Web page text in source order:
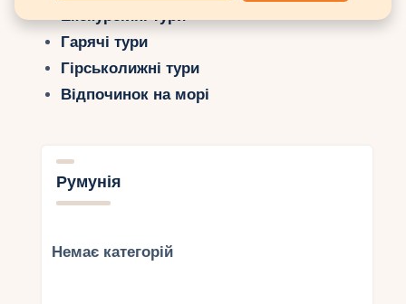
Екскурсійні тури
Гарячі тури
Гірськолижні тури
Відпочинок на морі
Румунія
Немає категорій